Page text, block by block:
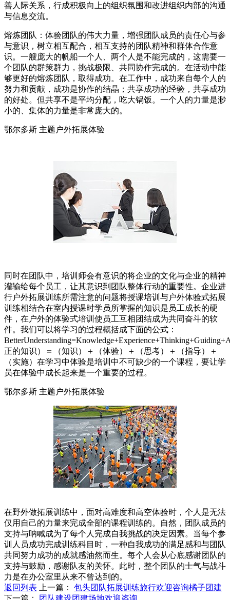
善人际关系，行成积极向上的组织氛围和改进组织内部的沟通
与信息交流。
熔炼团队：体验团队的伟大力量，增强团队成员的责任心与参
与意识，树立相互配合，相互支持的团队精神和群体合作意
识。一艘庞大的帆船一个人、两个人是不能完成的，这需要一
个团队的群策群力，挑战极限、共同协作完成的。在活动中能
够更好的熔炼团队，取得成功。在工作中，成功来自每个人的
努力和贡献，成功是协作的结晶；共享成功的经验，共享成功
的好处。但共享不是平均分配，吃大锅饭。一个人的力量是渺
小的、集体的力量是非常庞大的。
鄂尔多斯 主题户外拓展体验
同时在团队中，培训师会有意识的将企业的文化与企业的精神
灌输给每个员工，让其意识到团队整体行动的重要性。企业进
行户外拓展训练所需注意的问题将授课培训与户外体验式拓展
训练相结合在室内授课时学员所掌握的知识是员工成长的硬
件，在户外的体验式培训使员工互相团结成为共同奋斗的软
件。我们可以将学习的过程概括成下面的公式：
正的知识）＝（知识）＋（体验）＋（思考）＋（指导）＋
（实施）在学习中体验是培训中不可缺少的一个课程，要让学
员在体验中成长起来是一个重要的过程。
鄂尔多斯 主题户外拓展体验
在野外做拓展训练中，面对高难度和高空体验时，个人是无法
仅用自己的力量来完成全部的课程训练的。自然，团队成员的
支持与呐喊成为了每个人完成自我挑战的决定因素。当每个参
训人员成功完成训练科目时，一种自我成功的满足感和与团队
共同努力成功的成就感油然而生。每个人会从心底感谢团队的
支持与鼓励，感谢队友的关怀。此时，整个团队的士气与战斗
力是在办公室里从来不曾达到的。
返回列表
上一篇： 包头团队拓展训练旅行欢迎咨询橘子团建
下一篇：
团队建设团建场地欢迎咨询